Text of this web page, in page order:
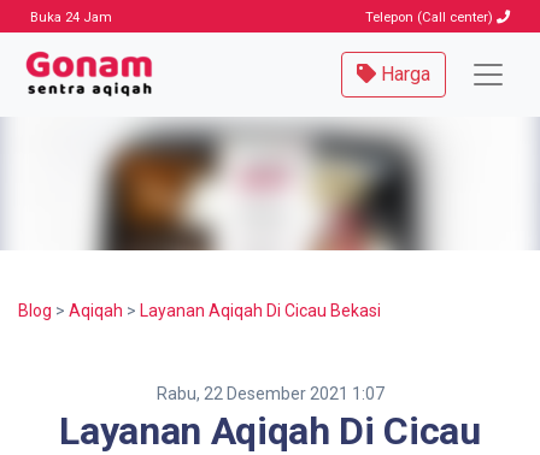
Buka 24 Jam Telepon (Call center)
Harga
Blog > Aqiqah > Layanan Aqiqah Di Cicau Bekasi
Rabu, 22 Desember 2021 1:07
Layanan Aqiqah Di Cicau